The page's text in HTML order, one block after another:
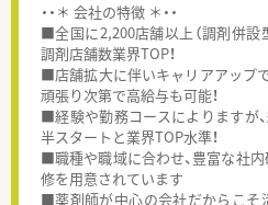
・・＊ 会社の特徴 ＊・・
■全国に2,200店舗以上（調剤併設
調剤店舗数業界TOP！
■店舗拡大に伴いキャリアアップ
頑張り次第で高給与も可能！
■経験や勤務コースによりますが
半スタートと業界TOP水準！
■職種や職域に合わせ、豊富な社
修を用意されています
■薬剤師が中心の会社だからこそ